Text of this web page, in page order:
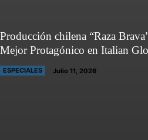
Producción chilena “Raza
Mejor Protagónico en Italian
ESPECIALES Julio 11, 2026